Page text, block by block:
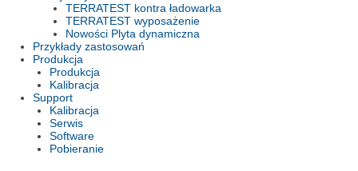
TERRATEST kontra ładowarka
TERRATEST wyposażenie
Nowości Plyta dynamiczna
Przykłady zastosowań
Produkcja
Produkcja
Kalibracja
Support
Kalibracja
Serwis
Software
Pobieranie